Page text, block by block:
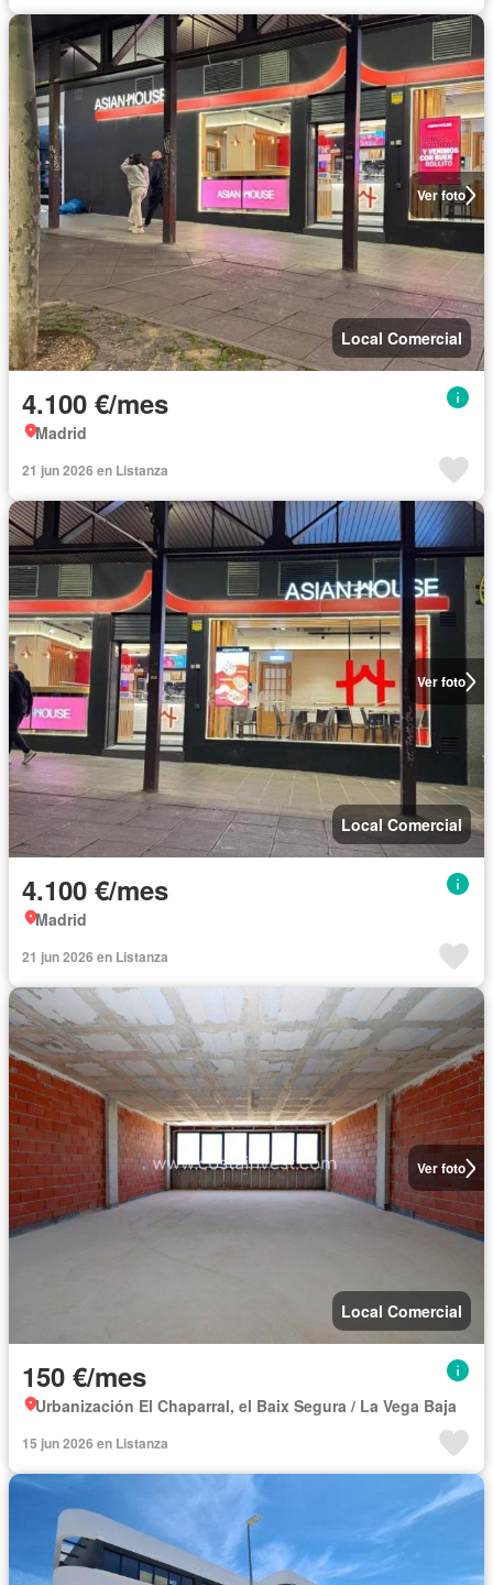
Ver foto
Local Comercial
4.100 €/mes
Madrid
21 jun 2026 en Listanza
Ver foto
Local Comercial
4.100 €/mes
Madrid
21 jun 2026 en Listanza
Ver foto
Local Comercial
150 €/mes
Urbanización El Chaparral, el Baix Segura / La Vega Baja
15 jun 2026 en Listanza